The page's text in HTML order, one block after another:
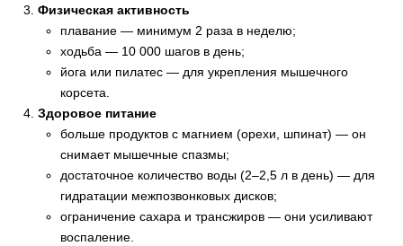
Физическая активность
плавание — минимум 2 раза в неделю;
ходьба — 10 000 шагов в день;
йога или пилатес — для укрепления мышечного
корсета.
Здоровое питание
больше продуктов с магнием (орехи, шпинат) — он
снимает мышечные спазмы;
достаточное количество воды (2–2,5 л в день) — для
гидратации межпозвонковых дисков;
ограничение сахара и трансжиров — они усиливают
воспаление.